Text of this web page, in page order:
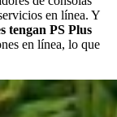
en línea. Y
tengan PS Plus
en línea, lo que